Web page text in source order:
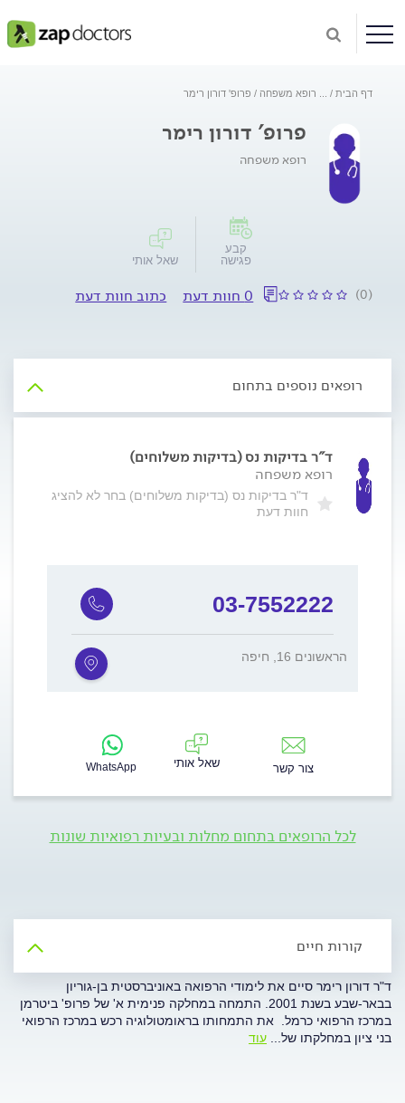
דף הבית רופא משפחה פרופ' דורון רימר
פרופ' דורון רימר
רופא משפחה
קבע
פגישה
שאל אותי
(0) 0 חוות דעת כתוב חוות דעת
רופאים נוספים בתחום
ד"ר בדיקות נס (בדיקות משלוחים)
רופא משפחה
ד"ר בדיקות נס (בדיקות משלוחים) בחר לא להציג
חוות דעת
03-7552222
הראשונים 16, חיפה
צור קשר שאל אותי WhatsApp
לכל הרופאים בתחום מחלות ובעיות רפואיות שונות
קורות חיים
ד"ר דורון רימר סיים את לימודי הרפואה באוניברסטית בן-גוריון
בבאר-שבע בשנת 2001. התמחה במחלקה פנימית א' של פרופ' ביטרמן
במרכז הרפואי כרמל. את התמחותו בראומטולוגיה רכש במרכז הרפואי
בני ציון במחלקתו של... עוד